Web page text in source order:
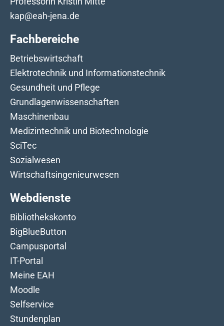
kap@eah-jena.de
Fachbereiche
Betriebswirtschaft
Elektrotechnik und Informationstechnik
Gesundheit und Pflege
Grundlagenwissenschaften
Maschinenbau
Medizintechnik und Biotechnologie
SciTec
Sozialwesen
Wirtschaftsingenieurwesen
Webdienste
Bibliothekskonto
BigBlueButton
Campusportal
IT-Portal
Meine EAH
Moodle
Selfservice
Stundenplan